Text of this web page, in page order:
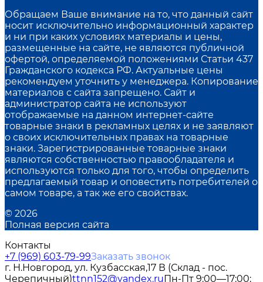
Обращаем Ваше внимание на то, что данный сайт
носит исключительно информационный характер
и ни при каких условиях материалы и цены,
размещенные на сайте, не являются публичной
офертой, определяемой положениями Статьи 437
Гражданского кодекса РФ. Актуальные цены
рекомендуем уточнить у менеджера. Копирование
материалов с сайта запрещено. Сайт и
администратор сайта не используют
отображаемые на данном интернет-сайте
товарные знаки в рекламных целях и не заявляют
о своих исключительных правах на товарные
знаки. Зарегистрированные товарные знаки
являются собственностью правообладателя и
используются только для того, чтобы определить
предлагаемый товар и оповестить потребителей о
самом товаре, а так же его свойствах.
© 2026
Полная версия сайта
Контакты
+7 (969) 603-79-99Заказать звонок
г. Н.Новгород, ул. Кузбасская,17 В (Склад - пос.
Черепичный)ttnn152@yandex.ruПн-Пт 9:00—17:00;